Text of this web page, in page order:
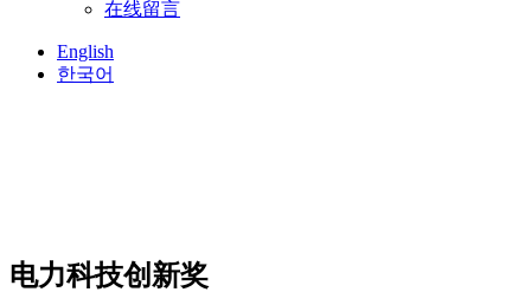
在线留言
English
한국어
电力科技创新奖